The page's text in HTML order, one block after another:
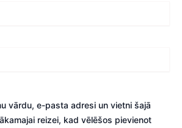
vārdu, e-pasta adresi un vietni šajā
reizei, kad vēlēšos pievienot